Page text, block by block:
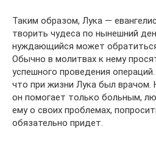
Таким образом, Лука —
творить чудеса по нынешний
нуждающийся может
Обычно в молитвах к нему
успешного проведения
что при жизни Лука был врачом.
он помогает только больным,
ему о своих проблемах,
обязательно придет.